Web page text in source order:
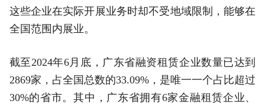
这些企业在实际开展业务时却不受地域限制，能够在
全国范围内展业。
截至2024年6月底，广东省融资租赁企业数量已达到
2869家，占全国总数的33.09%，是唯一一个占比超过
30%的省市。其中，广东省拥有6家金融租赁企业、